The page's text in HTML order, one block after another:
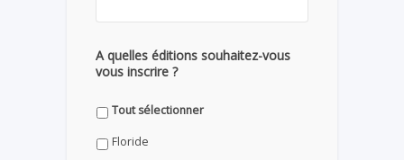
A quelles éditions souhaitez-vous
vous inscrire ?
Tout sélectionner
Floride